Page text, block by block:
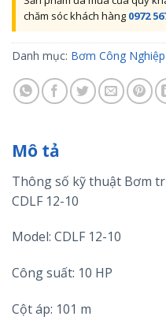
chăm sóc khách hàng 0972
Danh mục: Bơm Công Nghiệp
Mô tả
Thông số kỹ thuật Bơm
CDLF 12-10
Model: CDLF 12-10
Công suất: 10 HP
Cột áp: 101 m